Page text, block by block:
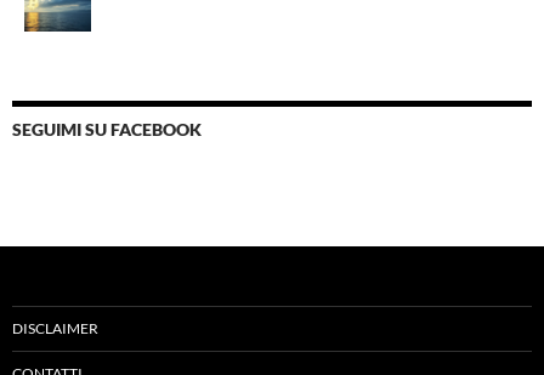
SEGUIMI SU FACEBOOK
DISCLAIMER